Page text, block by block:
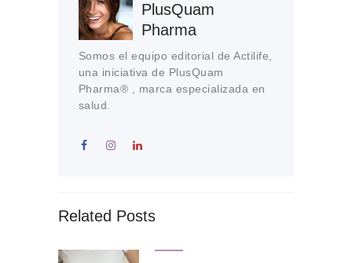
PlusQuam
Pharma
Somos el equipo editorial de Actilife,
una iniciativa de PlusQuam
Pharma® , marca especializada en
salud.
Related Posts